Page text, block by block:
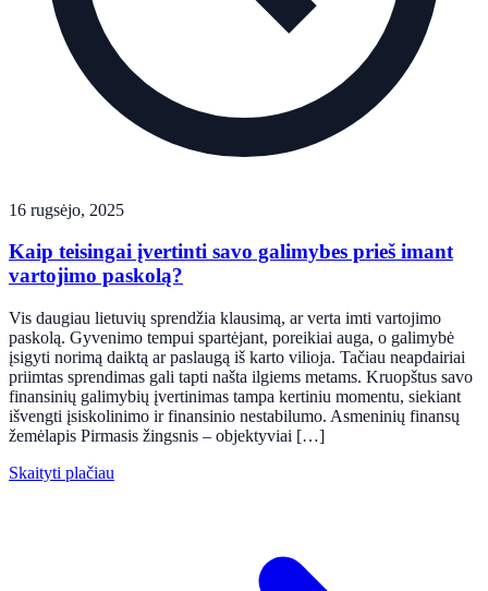
16 rugsėjo, 2025
Kaip teisingai įvertinti savo galimybes prieš imant
vartojimo paskolą?
Vis daugiau lietuvių sprendžia klausimą, ar verta imti vartojimo
paskolą. Gyvenimo tempui spartėjant, poreikiai auga, o galimybė
įsigyti norimą daiktą ar paslaugą iš karto vilioja. Tačiau neapdairiai
priimtas sprendimas gali tapti našta ilgiems metams. Kruopštus savo
finansinių galimybių įvertinimas tampa kertiniu momentu, siekiant
išvengti įsiskolinimo ir finansinio nestabilumo. Asmeninių finansų
žemėlapis Pirmasis žingsnis – objektyviai […]
Skaityti plačiau